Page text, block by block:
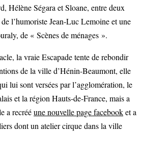
Hélène Ségara et Sloane, entre deux
l’humoriste Jean-Luc Lemoine et une
de « Scènes de ménages ».
la vraie Escapade tente de rebondir
de la ville d’Hénin-Beaumont, elle
lui sont versées par l’agglomération, le
et la région Hauts-de-France, mais a
a recrééune nouvelle page facebooket a
dont un atelier cirque dans la ville